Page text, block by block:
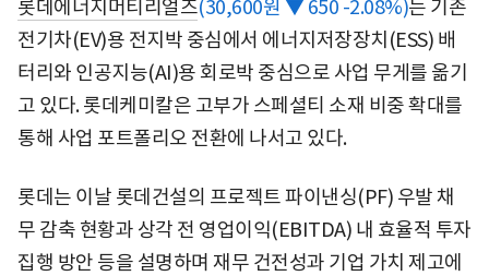
롯데에너지머티리얼즈(30,600원 ▼ 650 -2.08%)는 기존
전기차(EV)용 전지박 중심에서 에너지저장장치(ESS) 배
터리와 인공지능(AI)용 회로박 중심으로 사업 무게를 옮기
고 있다. 롯데케미칼은 고부가 스페셜티 소재 비중 확대를
통해 사업 포트폴리오 전환에 나서고 있다.
롯데는 이날 롯데건설의 프로젝트 파이낸싱(PF) 우발 채
무 감축 현황과 상각 전 영업이익(EBITDA) 내 효율적 투자
집행 방안 등을 설명하며 재무 건전성과 기업 가치 제고에